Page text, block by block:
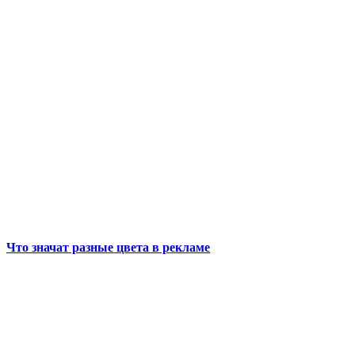
Что значат разные цвета в рекламе